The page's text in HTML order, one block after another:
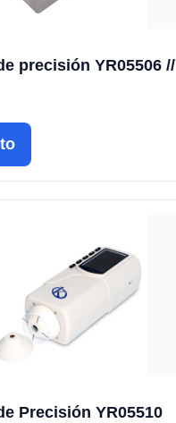
precisión YR05506 //
Precisión YR05510